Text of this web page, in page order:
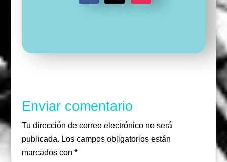
Enviar comentario
Tu dirección de correo electrónico no será
publicada. Los campos obligatorios están
marcados con *